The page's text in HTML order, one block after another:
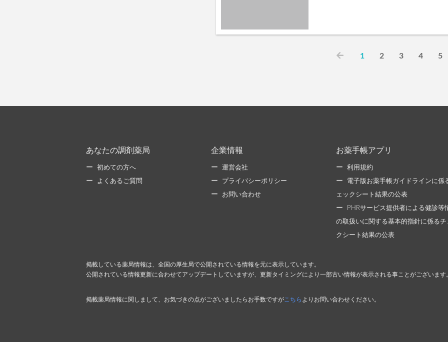
1 2 3 4 5
あなたの調剤薬局
初めての方へ
よくあるご質問
企業情報
運営会社
プライバシーポリシー
お問い合わせ
お薬手帳アプリ
利用規約
電子版お薬手帳ガイドラインに係
ェックシート結果の公表
PHRサービス提供者による健診等
の取扱いに関する基本的指針に係るチ
クシート結果の公表
掲載している薬局情報は、全国の厚生局で公開されている情報を元に表示しています。
公開されている情報更新に合わせてアップデートしていますが、更新タイミングにより一部古い情報が表示される事ことがございます
掲載薬局情報に関しまして、お気づきの点がございましたらお手数ですが こちら よりお問い合わせください。